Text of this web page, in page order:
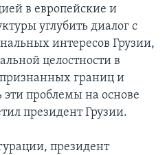
в европейские и
углубить диалог с
интересов Грузии,
целостности в
границ и
проблемы на основе
президент Грузии.
президент